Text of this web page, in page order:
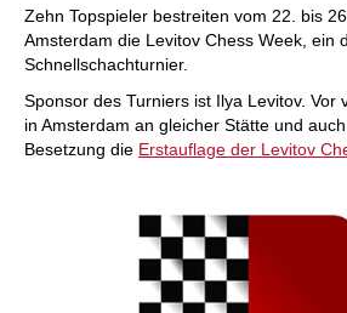
Zehn Topspieler bestreiten vom 22. bis
Amsterdam die Levitov Chess Week, ein
Schnellschachturnier.
Sponsor des Turniers ist Ilya Levitov. Vor
in Amsterdam an gleicher Stätte und
Besetzung die Erstauflage der Levitov